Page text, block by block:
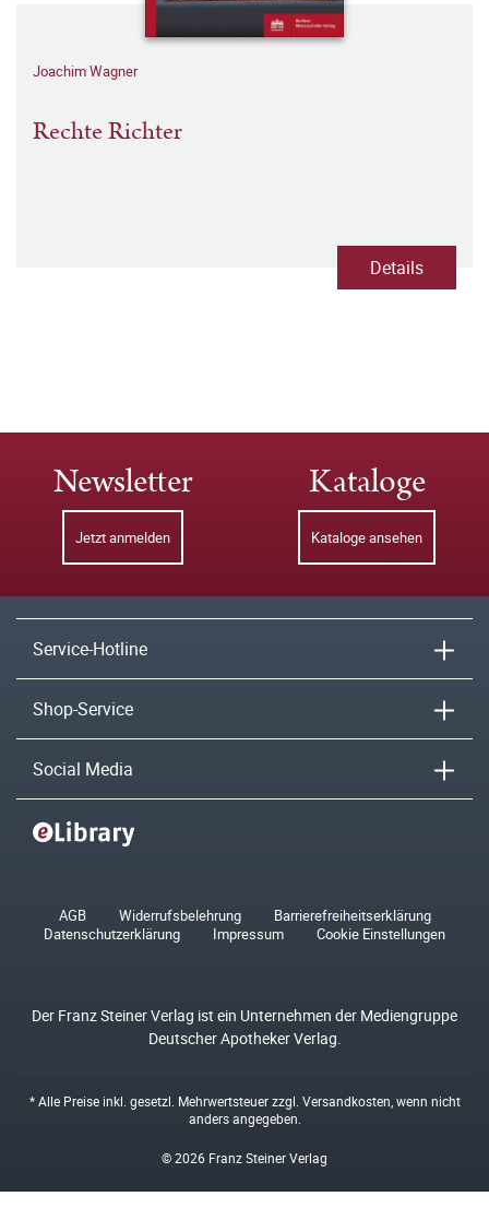
Joachim Wagner
Rechte Richter
Details
Newsletter
Jetzt anmelden
Kataloge
Kataloge ansehen
Service-Hotline
Shop-Service
Social Media
AGB Widerrufsbelehrung
Barrierefreiheitserklärung
Datenschutzerklärung
Impressum Cookie Einstellungen
Der Franz Steiner Verlag ist ein Unternehmen der Mediengruppe
Deutscher Apotheker Verlag.
* Alle Preise inkl. gesetzl. Mehrwertsteuer zzgl. Versandkosten , wenn nicht
anders angegeben.
© 2026 Franz Steiner Verlag